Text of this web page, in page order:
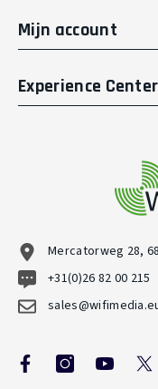
Mijn account
Experience Center
Mercatorweg 28,
+31(0)26 82 00 215